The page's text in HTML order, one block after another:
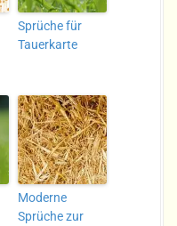
Sprüche für
Tauerkarte
Moderne
Sprüche zur